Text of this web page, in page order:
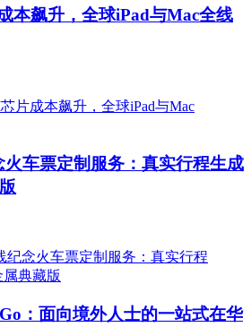
本飙升，全球iPad与Mac全线
火车票定制服务：真实行程生成
：面向境外人士的一站式在华